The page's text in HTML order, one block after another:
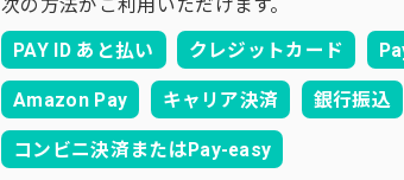
次の方法がご利用いただけます。
PAY ID あと払い
クレジットカード
Amazon Pay キャリア決済 銀行振込
コンビニ決済またはPay-easy